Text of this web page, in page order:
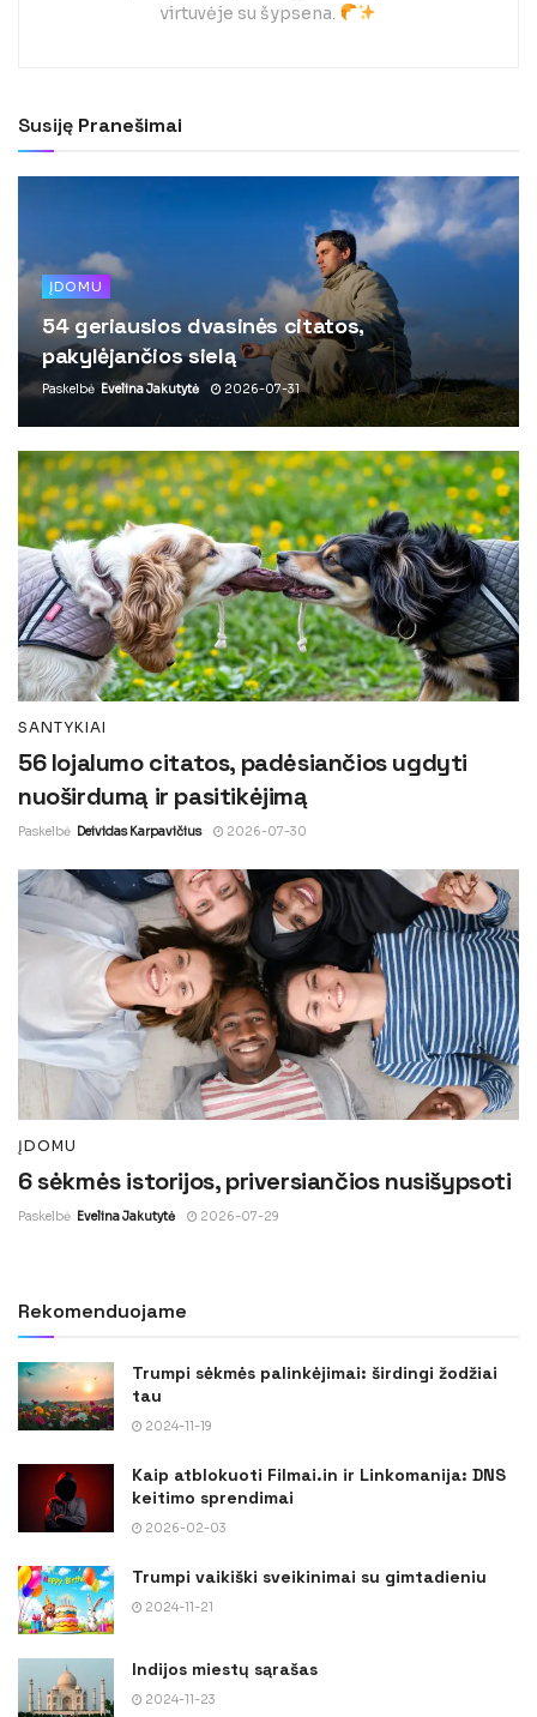
virtuvėje su šypsena.
Susiję Pranešimai
ĮDOMU
54 geriausios dvasinės citatos,
pakylėjančios sielą
Paskelbė Evelina Jakutytė 2026-07-31
SANTYKIAI
56 lojalumo citatos, padėsiančios ugdyti
nuoširdumą ir pasitikėjimą
Paskelbė Deividas Karpavičius 2026-07-30
ĮDOMU
6 sėkmės istorijos, priversiančios nusišypsoti
Paskelbė Evelina Jakutytė 2026-07-29
Rekomenduojame
Trumpi sėkmės palinkėjimai: širdingi žodžiai
tau
2024-11-19
Kaip atblokuoti Filmai.in ir Linkomanija: DNS
keitimo sprendimai
2026-02-03
Trumpi vaikiški sveikinimai su gimtadieniu
2024-11-21
Indijos miestų sąrašas
2024-11-23